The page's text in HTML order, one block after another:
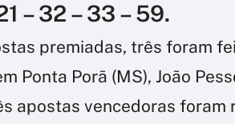
– 32 – 33 – 59.
premiadas, três foram
Ponta Porã (MS), João
apostas vencedoras foram